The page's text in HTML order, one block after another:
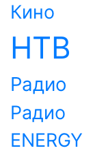
Кино
НТВ
Радио
Радио
ENERGY